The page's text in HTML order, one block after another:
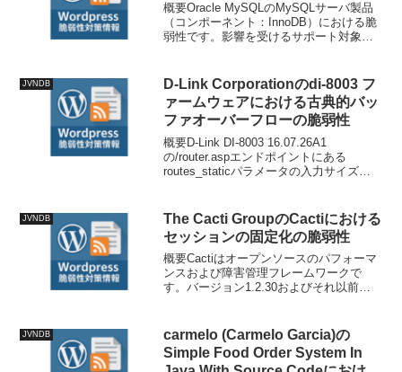
概要Oracle MySQLのMySQLサーバ製品
（コンポーネント：InnoDB）における脆
弱性です。影響を受けるサポート対象バ
プロト...
JVNDB
D-Link Corporationのdi-8003 フ
ァームウェアにおける古典的バッ
ファオーバーフローの脆弱性
概要D-Link DI-8003 16.07.26A1
の/router.aspエンドポイントにある
routes_staticパラメータの入力サイズの
情報公開日: 202...
JVNDB
The Cacti GroupのCactiにおける
セッションの固定化の脆弱性
概要Cactiはオープンソースのパフォーマ
ンスおよび障害管理フレームワークで
す。バージョン1.2.30およびそれ以前の
らず、セッション固定（Sessi...
JVNDB
carmelo (Carmelo Garcia)の
Simple Food Order System In